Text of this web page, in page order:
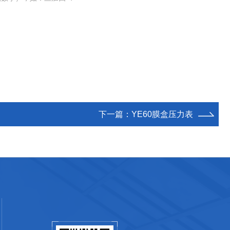
下一篇： YE60膜盒压力表